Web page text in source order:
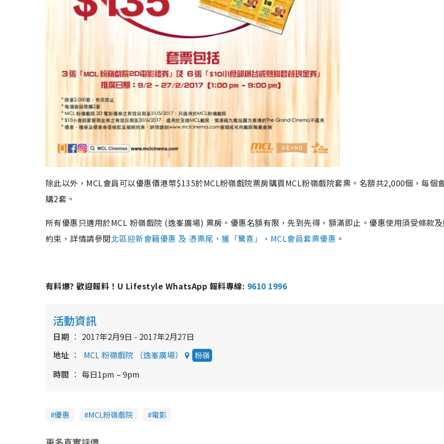
除此以外，MCL會員可以優惠價港幣$135於MCL粉嶺戲院票房購買MCL粉嶺戲院套票。名額共2,000個，每個
購2套。
所有優惠只適用於MCL 粉嶺戲院 (逸峯廣場) 票房。優惠名額有限，先到先得，額滿即止。優惠使用須受條款
約束，詳情請參閱北區迎新會籍優惠 及 憑票尾‧獲「驚喜」 、 MCL會員套票優惠 。
有料爆? 歡迎報料！U Lifestyle WhatsApp 報料專線: 9610 1996
活動資訊
日期
2017年2月9日 - 2017年2月27日
地址
MCL 粉嶺戲院 （逸峯廣場） 粉嶺
時間 每日1pm – 9pm
優惠 MCL粉嶺戲院 電影